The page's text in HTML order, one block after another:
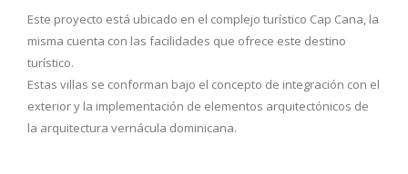
Este proyecto está ubicado en el complejo turístico Cap Cana, la
misma cuenta con las facilidades que ofrece este destino
turístico.
Estas villas se conforman bajo el concepto de integración con el
exterior y la implementación de elementos arquitectónicos de
la arquitectura vernácula dominicana.